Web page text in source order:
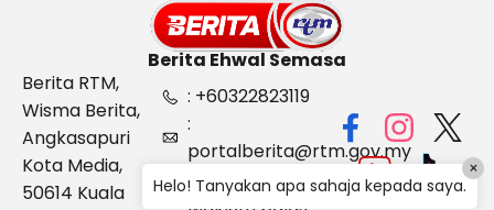
Berita Ehwal Semasa
Berita RTM,
Wisma Berita,
Angkasapuri
Kota Media,
50614 Kuala
: +60322823119
:
portalberita@rtm.gov.my
: Aduan &
Helo! Tanyakan apa sahaja kepada saya.
×